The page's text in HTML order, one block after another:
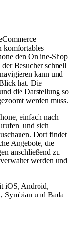
komfortables
den Online-Shop
Besucher schnell
kann und
hat. Die
die Darstellung so
werden muss.
einfach nach
und sich
Dort findet
Angebote, die
anschließend zu
werden und
iOS, Android,
Symbian und Bada